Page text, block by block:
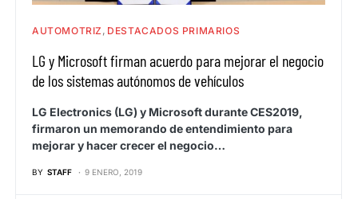
AUTOMOTRIZ DESTACADOS PRIMARIOS
LG y Microsoft firman acuerdo para mejorar el negocio
de los sistemas autónomos de vehículos
LG Electronics (LG) y Microsoft durante CES2019,
firmaron un memorando de entendimiento para
mejorar y hacer crecer el negocio…
BY STAFF 9 ENERO, 2019